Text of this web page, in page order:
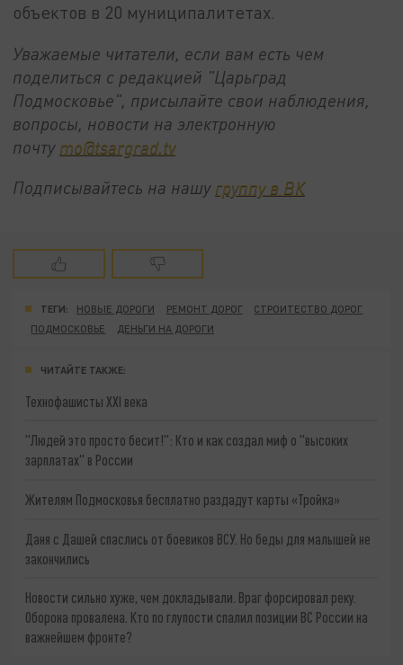
объектов в 20 муниципалитетах.
Уважаемые читатели, если вам есть чем
поделиться с редакцией "Царьград
Подмосковье", присылайте свои наблюдения,
вопросы, новости на электронную
почту mo@tsargrad.tv
Подписывайтесь на нашу группу в ВК
ТЕГИ: НОВЫЕ ДОРОГИ РЕМОНТ ДОРОГ
СТРОИТЕСТВО ДОРОГ
ПОДМОСКОВЬЕ
ДЕНЬГИ НА ДОРОГИ
ЧИТАЙТЕ ТАКЖЕ:
Технофашисты XXI века
"Людей это просто бесит!": Кто и как создал миф о "высоких
зарплатах" в России
Жителям Подмосковья бесплатно раздадут карты «Тройка»
Даня с Дашей спаслись от боевиков ВСУ. Но беды для малышей не
закончились
Новости сильно хуже, чем докладывали. Враг форсировал реку.
Оборона провалена. Кто по глупости спалил позиции ВС России на
важнейшем фронте?